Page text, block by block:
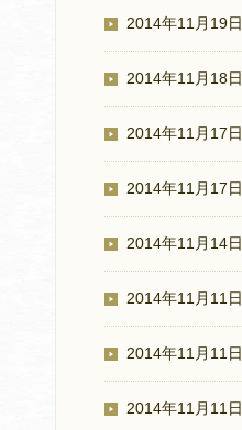
2014年11月19日
2014年11月18日
2014年11月17日
2014年11月17日
2014年11月14日
2014年11月11日
2014年11月11日
2014年11月11日